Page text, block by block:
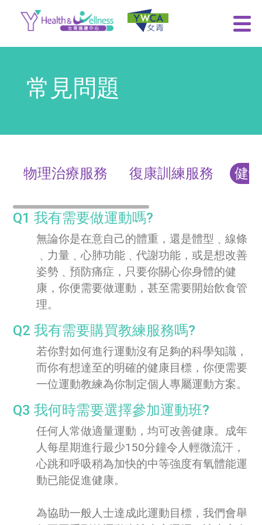
常見問題
物理治療服務 復康訓練服務 健
Q1 我有需要做運動嗎?
無論你是在意自己的體重，還是體型﹑線條
﹑力量﹑心肺功能﹑代謝功能，或是想改善
姿勢﹑預防痛症，只要你關心你身體的健
康，你便需要做運動，甚至需要開始飲食管
理。
Q2 我有需要購買教練服務嗎?
若你對如何進行運動沒有足夠的科學知識，
而你有想達至的明確的健康目標，你便需要
一位運動教練為你制定個人專屬運動方案。
Q3 我何時需要選擇參加運動班?
任何人常做適量運動，均可改善健康。成年
人每星期進行最少150分鐘令人輕微流汗，
心跳和呼吸稍為加快的中等強度有氧體能運
動已能促進健康。
為協助一般人士達成此運動目標，我們會舉